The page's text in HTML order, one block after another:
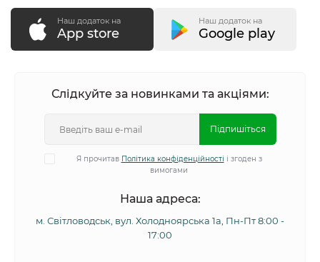
Наш додаток на
App store
Наш додаток на
Google play
Слідкуйте за новинками та акціями:
Підпишіться
Я прочитав Політика конфіденційності і згоден з
вимогами
Наша адреса:
м. Світловодськ, вул. Холодноярська 1а, Пн-Пт 8:00 -
17:00